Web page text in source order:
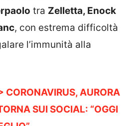
tra Zelletta, Enock
, con estrema difficoltà
l’immunità alla
CORONAVIRUS, AURORA
SUI SOCIAL: “OGGI